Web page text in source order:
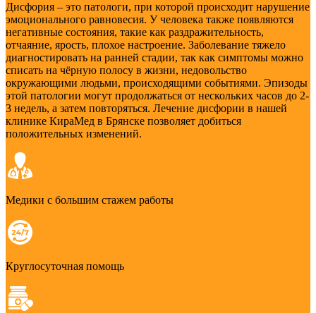
Дисфория – это патологи, при которой происходит нарушение
эмоционального равновесия. У человека также появляются
негативные состояния, такие как раздражительность,
отчаяние, ярость, плохое настроение. Заболевание тяжело
диагностировать на ранней стадии, так как симптомы можно
списать на чёрную полосу в жизни, недовольство
окружающими людьми, происходящими событиями. Эпизоды
этой патологии могут продолжаться от нескольких часов до 2-
3 недель, а затем повторяться. Лечение дисфории в нашей
клинике КираМед в Брянске позволяет добиться
положительных изменений.
Медики с большим стажем работы
Круглосуточная помощь